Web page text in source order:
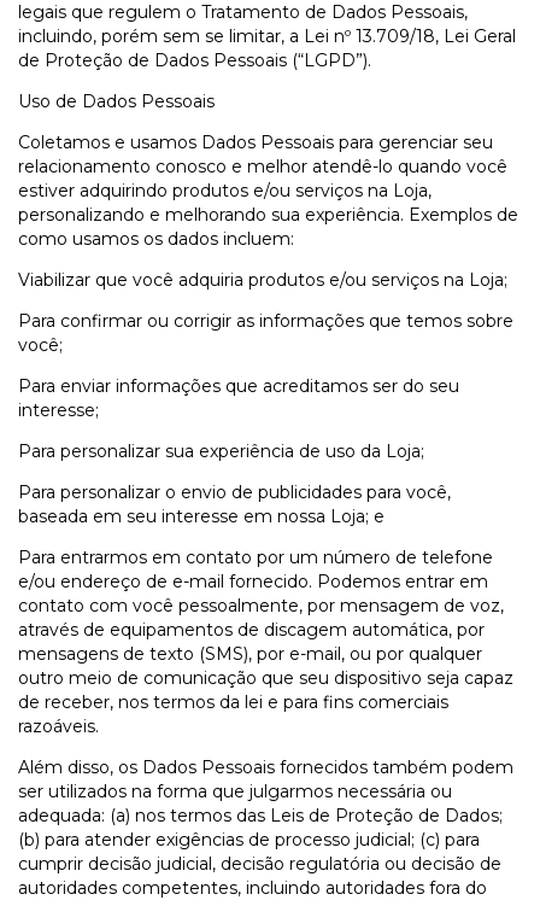
legais que regulem o Tratamento de Dados Pessoais,
incluindo, porém sem se limitar, a Lei nº 13.709/18, Lei Geral
de Proteção de Dados Pessoais (“LGPD”).
Uso de Dados Pessoais
Coletamos e usamos Dados Pessoais para gerenciar seu
relacionamento conosco e melhor atendê-lo quando você
estiver adquirindo produtos e/ou serviços na Loja,
personalizando e melhorando sua experiência. Exemplos de
como usamos os dados incluem:
Viabilizar que você adquiria produtos e/ou serviços na Loja;
Para confirmar ou corrigir as informações que temos sobre
você;
Para enviar informações que acreditamos ser do seu
interesse;
Para personalizar sua experiência de uso da Loja;
Para personalizar o envio de publicidades para você,
baseada em seu interesse em nossa Loja; e
Para entrarmos em contato por um número de telefone
e/ou endereço de e-mail fornecido. Podemos entrar em
contato com você pessoalmente, por mensagem de voz,
através de equipamentos de discagem automática, por
mensagens de texto (SMS), por e-mail, ou por qualquer
outro meio de comunicação que seu dispositivo seja capaz
de receber, nos termos da lei e para fins comerciais
razoáveis.
Além disso, os Dados Pessoais fornecidos também podem
ser utilizados na forma que julgarmos necessária ou
adequada: (a) nos termos das Leis de Proteção de Dados;
(b) para atender exigências de processo judicial; (c) para
cumprir decisão judicial, decisão regulatória ou decisão de
autoridades competentes, incluindo autoridades fora do